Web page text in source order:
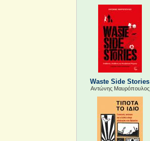
Waste Side Stories
Αντώνης Μαυρόπουλος